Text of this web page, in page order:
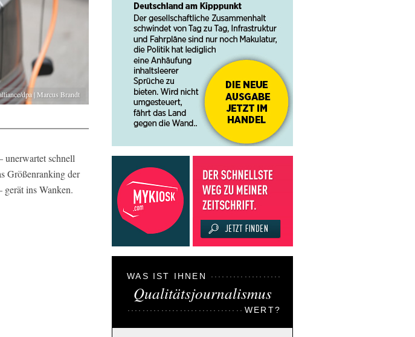
dpa | Marcus Brandt
unerwartet schnell
Größenranking der
ins Wanken.
WAS IST IHNEN
Qualitätsjournalismus
WERT?